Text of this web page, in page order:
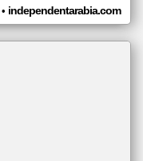
• independentarabia.com